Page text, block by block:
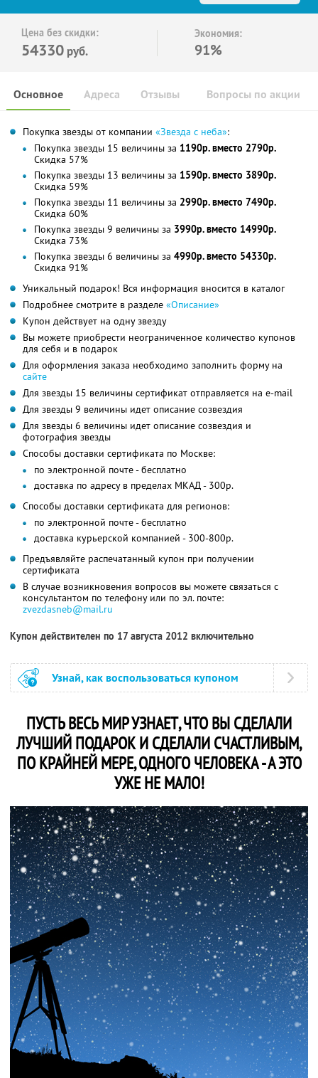
Цена без скидки:
54330 руб.
Экономия:
91%
Основное Отзывы Вопросы по акции
Адреса
Покупка звезды от компании «Звезда с неба»:
Покупка звезды 15 величины за 1190р. вместо 2790р.
Скидка 57%
Покупка звезды 13 величины за 1590р. вместо 3890р.
Скидка 59%
Покупка звезды 11 величины за 2990р. вместо 7490р.
Скидка 60%
Покупка звезды 9 величины за 3990р. вместо 14990р.
Скидка 73%
Покупка звезды 6 величины за 4990р. вместо 54330р.
Скидка 91%
Уникальный подарок! Вся информация вносится в каталог
Подробнее смотрите в разделе «Описание»
Купон действует на одну звезду
Вы можете приобрести неограниченное количество купонов
для себя и в подарок
Для оформления заказа необходимо заполнить форму на
сайте
Для звезды 15 величины сертификат отправляется на e-mail
Для звезды 9 величины идет описание созвездия
Для звезды 6 величины идет описание созвездия и
фотография звезды
Способы доставки сертификата по Москве:
по электронной почте - бесплатно
доставка по адресу в пределах МКАД - 300р.
Способы доставки сертификата для регионов:
по электронной почте - бесплатно
доставка курьерской компанией - 300-800р.
Предъявляйте распечатанный купон при получении
сертификата
В случае возникновения вопросов вы можете связаться с
консультантом по телефону или по эл. почте:
zvezdasneb@mail.ru
Купон действителен по 17 августа 2012 включительно
Узнай, как воспользоваться купоном
ПУСТЬ ВЕСЬ МИР УЗНАЕТ, ЧТО ВЫ СДЕЛАЛИ
ЛУЧШИЙ ПОДАРОК И СДЕЛАЛИ СЧАСТЛИВЫМ,
ПО КРАЙНЕЙ МЕРЕ, ОДНОГО ЧЕЛОВЕКА - А ЭТО
УЖЕ НЕ МАЛО!